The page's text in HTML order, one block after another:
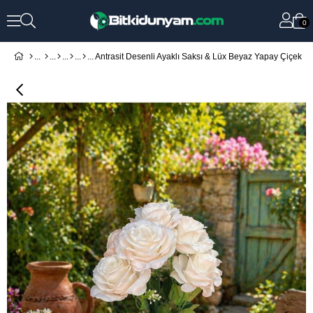
0
Antrasit Desenli Ayaklı Saksı & Lüx Beyaz Yapay Çiçek